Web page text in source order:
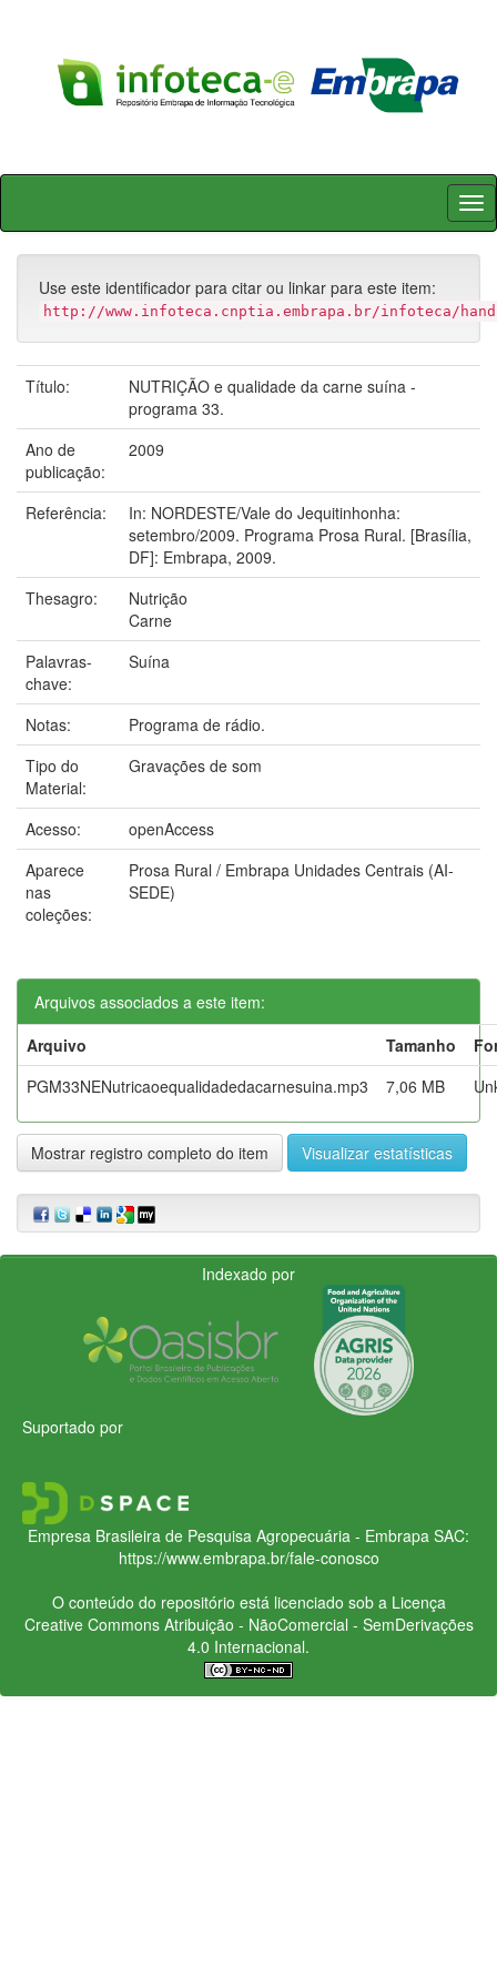
Skip
Use este identificador para citar ou linkar para este item:
http://www.infoteca.cnptia.embrapa.br/infoteca/
Título:
NUTRIÇÃO e qualidade da carne suína -
programa 33.
Ano de
publicação:
2009
Referência:
In: NORDESTE/Vale do Jequitinhonha:
setembro/2009. Programa Prosa Rural. [Brasília,
DF]: Embrapa, 2009.
Thesagro:
Nutrição
Carne
Palavras-
chave:
Suína
Notas:
Programa de rádio.
Tipo do
Material:
Gravações de som
Acesso:
openAccess
Aparece
nas
coleções:
Prosa Rural / Embrapa Unidades Centrais (AI-
SEDE)
Arquivos associados a este item:
Arquivo
Tamanho
PGM33NENutricaoequalidadedacarnesuina.mp3
7,06 MB
Mostrar registro completo do item Visualizar estatísticas
Indexado por
Suportado por
Empresa Brasileira de Pesquisa Agropecuária - Embrapa SAC:
https://www.embrapa.br/fale-conosco
O conteúdo do repositório está licenciado sob a Licença
Creative CommonsAtribuição - NãoComercial - SemDerivações
4.0 Internacional.